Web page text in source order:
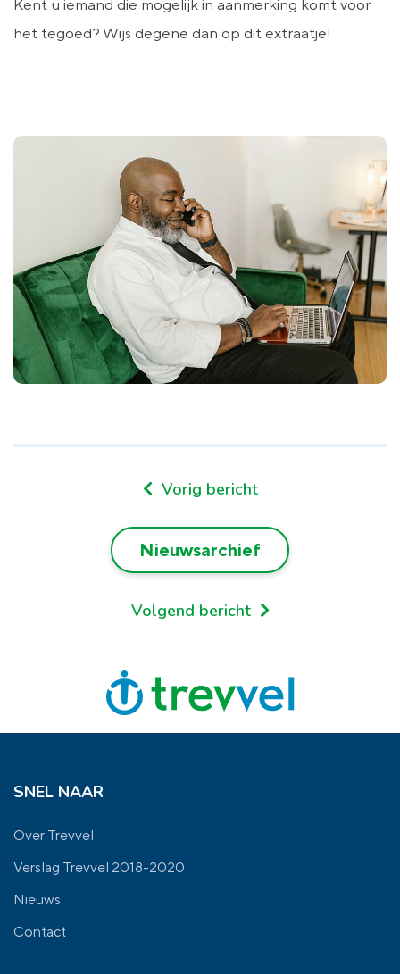
Kent u iemand die mogelijk in aanmerking komt voor
het tegoed? Wijs degene dan op dit extraatje!
Vorig bericht
Nieuwsarchief
Volgend bericht
SNEL NAAR
Over Trevvel
Verslag Trevvel 2018-2020
Nieuws
Contact